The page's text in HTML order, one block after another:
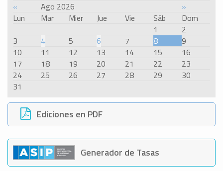
« Ago 2026
»
Lun
Mar Mier Jue Vie Sáb
Dom
1
2
3
4 5 6 7 8
9
10
11 12 13 14 15
16
17
18 19 20 21 22
23
24
25 26 27 28 29
30
31
Ediciones en PDF
Generador de Tasas